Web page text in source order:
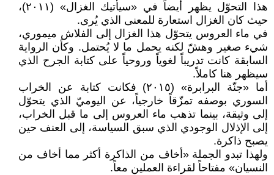
هذا التحوّل يظهر أيضاً في «سيأتيك الغزال» (٢٠١١)،
حيث كان الغزال استعارة للمعنى الذي يُرى.
في ماء العروس يتحوّل هذا الغزال إلى الفلاش ميموري،
شيء صغير وهشّ لكنه يحمل ما لا يُحتمل. وكأن الرواية
السابقة كانت تدريباً لغوياً وروحياً على كتابة الجرح الذي
سيظهر هنا كاملاً.
أما «جنّة البرابرة» (٢٠١٥) فكانت كتابة عن الخراب
السوري بوصفه تمزّقاً خارجياً، عن اليوميّ الذي يتحوّل
إلى وثيقة، بينما تذهب ماء العروس إلى ما قبل الخراب،
إلى الإذلال الوجودي الذي سبق السياسة، إلى العنف حين
يصبح ذاكرة.
ولهذا تبدو الجملة «أخاف من الذاكرة أكثر مما أخاف من
النسيان» مفتاحاً لقراءة العملين معاً.